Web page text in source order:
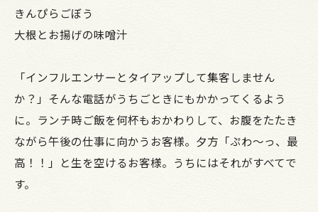
きんぴらごぼう
大根とお揚げの味噌汁
「インフルエンサーとタイアップして集客しません
か？」そんな電話がうちごときにもかかってくるよう
に。ランチ時ご飯を何杯もおかわりして、お腹をたたき
ながら午後の仕事に向かうお客様。夕方「ぷわ～っ、最
高！！」と生を空けるお客様。うちにはそれがすべてで
す。